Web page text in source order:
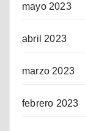
mayo 2023
abril 2023
marzo 2023
febrero 2023